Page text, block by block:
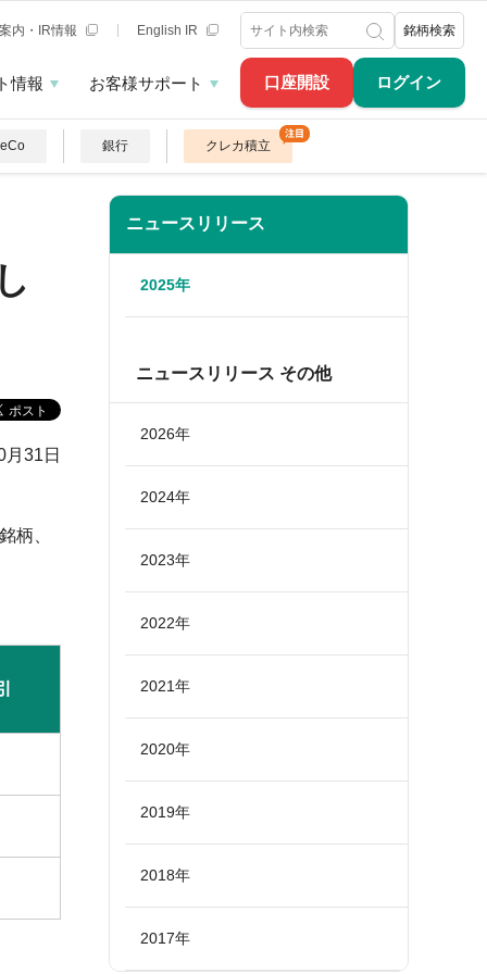
口座開設 ログイン
内・IR情報 English IR 銘柄検索
情報 お客様サポート
銀行 クレカ積立
31日
柄、
ニュースリリース
2025年
ニュースリリース その他
2026年
2024年
2023年
2022年
2021年
2020年
2019年
2018年
2017年